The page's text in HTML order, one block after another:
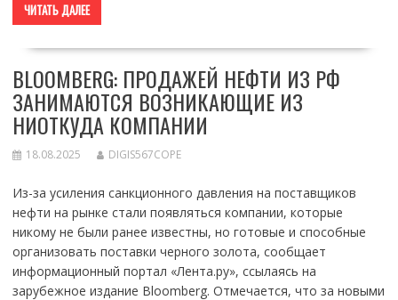
ЧИТАТЬ ДАЛЕЕ
BLOOMBERG: ПРОДАЖЕЙ НЕФТИ ИЗ РФ
ЗАНИМАЮТСЯ ВОЗНИКАЮЩИЕ ИЗ
НИОТКУДА КОМПАНИИ
18.08.2025 DIGIS567COPE
Из-за усиления санкционного давления на поставщиков
нефти на рынке стали появляться компании, которые
никому не были ранее известны, но готовые и способные
организовать поставки черного золота, сообщает
информационный портал «Лента.ру», ссылаясь на
зарубежное издание Bloomberg. Отмечается, что за новыми